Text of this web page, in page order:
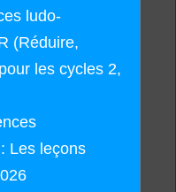
ludo-
(Réduire,
les cycles 2,
Les leçons